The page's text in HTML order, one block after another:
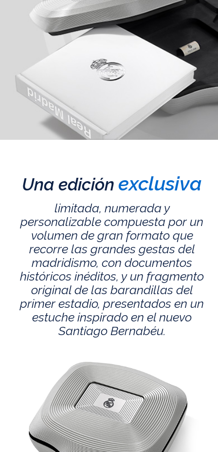
Una edición exclusiva
limitada, numerada y
personalizable compuesta por un
volumen de gran formato que
recorre las grandes gestas del
madridismo, con documentos
históricos inéditos, y un fragmento
original de las barandillas del
primer estadio, presentados en un
estuche inspirado en el nuevo
Santiago Bernabéu.